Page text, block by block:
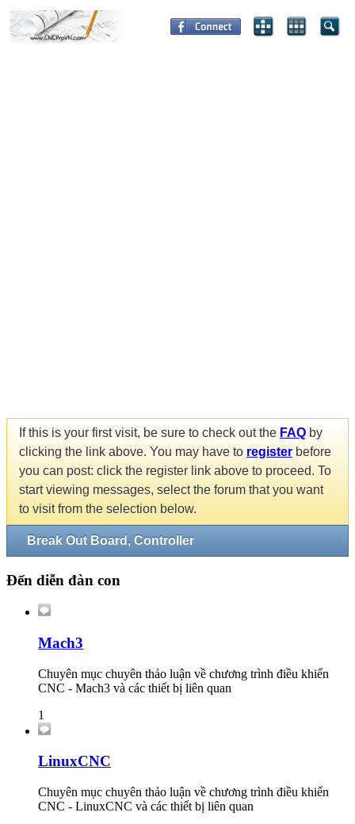
If this is your first visit, be sure to check out the FAQ by
clicking the link above. You may have to register before
you can post: click the register link above to proceed. To
start viewing messages, select the forum that you want
to visit from the selection below.
Break Out Board, Controller
Đến diễn đàn con
Mach3
Chuyên mục chuyên thảo luận về chương trình điều khiển
CNC - Mach3 và các thiết bị liên quan
1
LinuxCNC
Chuyên mục chuyên thảo luận về chương trình điều khiển
CNC - LinuxCNC và các thiết bị liên quan